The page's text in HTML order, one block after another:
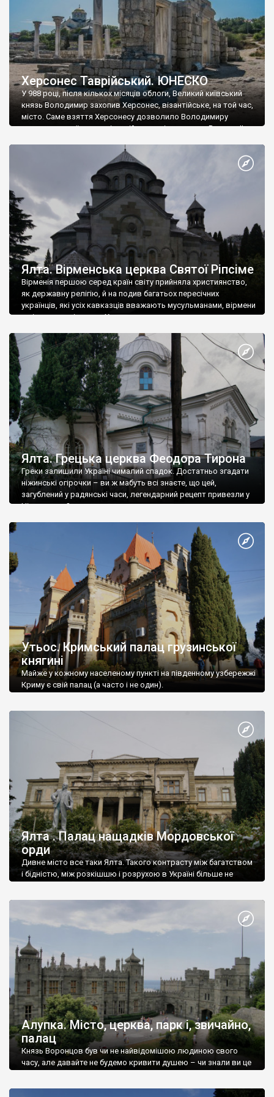
Херсонес Таврійський. ЮНЕСКО
У 988 році, після кількох місяців облоги, Великий київський
князь Володимир захопив Херсонес, візантійське, на той час,
місто. Саме взяття Херсонесу дозволило Володимиру
диктувати свої умови візантійському імператору Василю ІІ, та
Херсонесі Володимир-язичник, став Василем-християнином.
А потім було Хрещення Русі. На честь Херсонесу Таврійського
Ялта. Вірменська церква Святої Ріпсіме
Вірменія першою серед країн світу прийняла християнство,
як державну релігію, й на подив багатьох пересічних
українців, які усіх кавказців вважають мусульманами, вірмени
є відданими вірянами Христа
Ялта. Грецька церква Феодора Тирона
Греки залишили Україні чималий спадок. Достатньо згадати
ніжинські огірочки – ви ж мабуть всі знаєте, що цей,
загублений у радянські часи, легендарний рецепт привезли у
Ніжин греки?
Утьос. Кримський палац грузинської
княгині
Майже у кожному населеному пункті на південному узбережжі
Криму є свій палац (а часто і не один).
Ялта . Палац нащадків Мордовської
орди
Дивне місто все таки Ялта. Такого контрасту між багатством
і бідністю, між розкішшю і розрухою в Україні більше не
Алупка. Місто, церква, парк і, звичайно,
палац
Князь Воронцов був чи не найвідомішою людиною свого
часу, але давайте не будемо кривити душею – чи знали ви це